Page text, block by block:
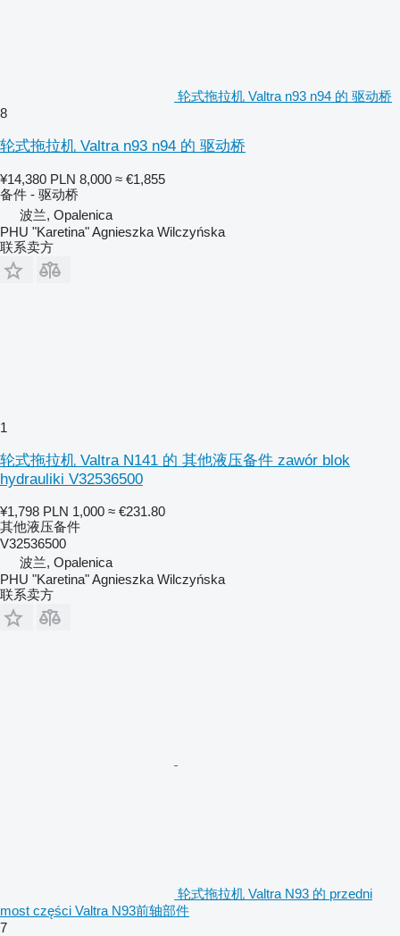
轮式拖拉机 Valtra n93 n94 的 驱动桥
8
轮式拖拉机 Valtra n93 n94 的 驱动桥
¥14,380 PLN 8,000 ≈ €1,855
备件 - 驱动桥
波兰, Opalenica
PHU "Karetina" Agnieszka Wilczyńska
联系卖方
1
轮式拖拉机 Valtra N141 的 其他液压备件 zawór blok
hydrauliki V32536500
¥1,798 PLN 1,000 ≈ €231.80
其他液压备件
V32536500
波兰, Opalenica
PHU "Karetina" Agnieszka Wilczyńska
联系卖方
轮式拖拉机 Valtra N93 的 przedni
most części Valtra N93前轴部件
7